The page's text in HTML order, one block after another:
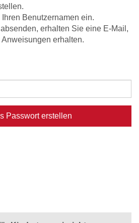
Benutzernamen ein.
erhalten Sie eine E-Mail,
erhalten.
Passwort erstellen